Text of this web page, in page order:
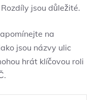
jsou důležité.
na
jsou názvy ulic
hrát klíčovou roli